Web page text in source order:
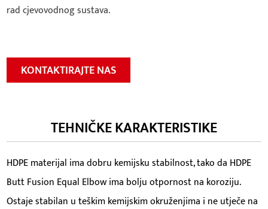
rad cjevovodnog sustava.
KONTAKTIRAJTE NAS
TEHNIČKE KARAKTERISTIKE
HDPE materijal ima dobru kemijsku stabilnost, tako da HDPE
Butt Fusion Equal Elbow ima bolju otpornost na koroziju.
Ostaje stabilan u teškim kemijskim okruženjima i ne utječe na